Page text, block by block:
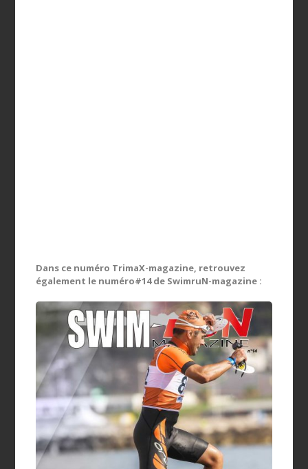
Dans ce numéro TrimaX-magazine, retrouvez
également le numéro#14 de SwimruN-magazine :